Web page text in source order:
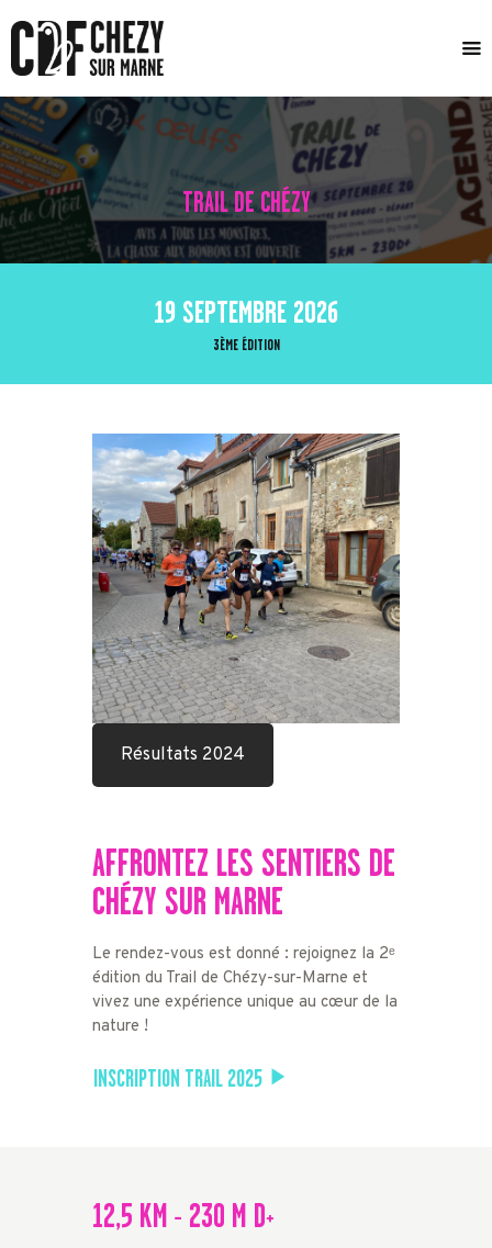
TRAIL DE CHÉZY
ACCUEIL
LE COMITÉ
ÉVÈNEMENTS
ACTUALITÉS
TRAIL DE CHÉZY
3ÈME ÉDITION
19 SEPTEMBRE 2026
Résultats 2024
AFFRONTEZ LES SENTIERS DE
CHÉZY SUR MARNE
Le rendez-vous est donné : rejoignez la 2ᵉ
édition du Trail de Chézy-sur-Marne et
vivez une expérience unique au cœur de la
nature !
INSCRIPTION TRAIL 2025
12,5 KM - 230 M D+